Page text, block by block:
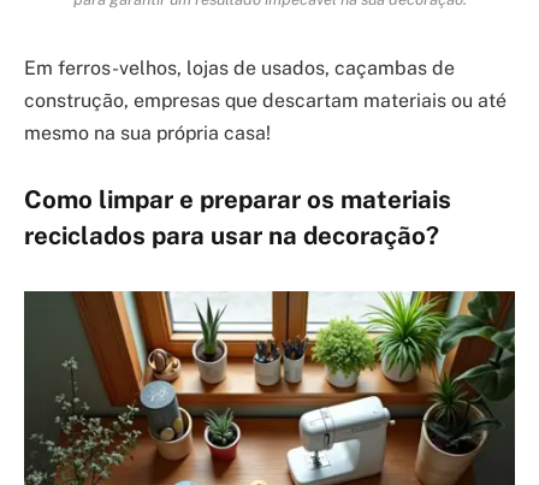
Em ferros-velhos, lojas de usados, caçambas de
construção, empresas que descartam materiais ou até
mesmo na sua própria casa!
Como limpar e preparar os materiais
reciclados para usar na decoração?